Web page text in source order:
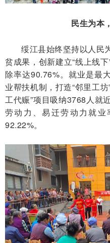
民生为本
绥江县始终坚持以人民
贫成果，创新建立“线上线
除率达90.76%。就业是最
业帮扶机制，打造“邻里工
工代赈”项目吸纳3768人就
劳动力、易迁劳动力就业
92.22%。